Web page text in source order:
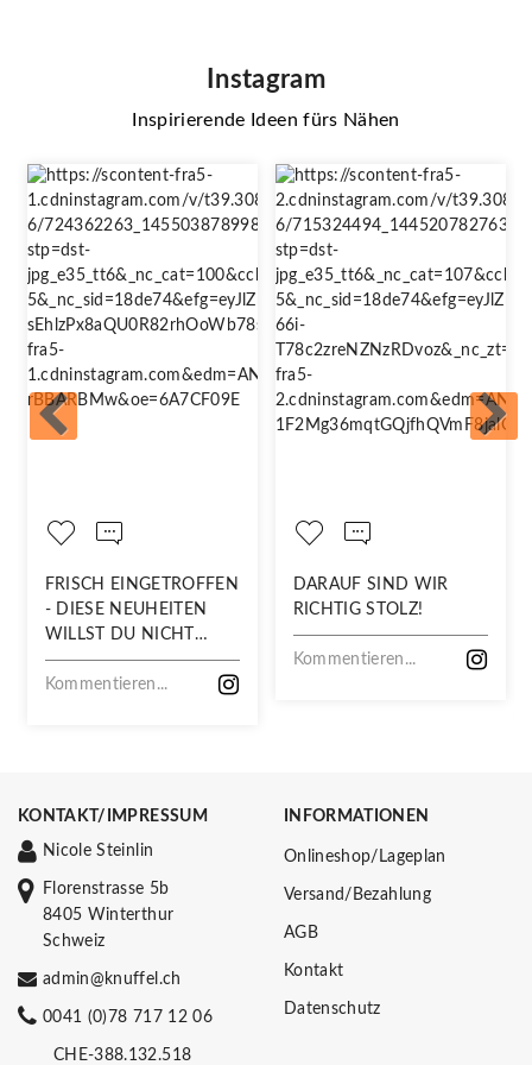
Instagram
Inspirierende Ideen fürs Nähen
FRISCH EINGETROFFEN
- DIESE NEUHEITEN
WILLST DU NICHT
VERPASSEN!
Kommentieren...
DARAUF SIND WIR
RICHTIG STOLZ!
Kommentieren...
KONTAKT/IMPRESSUM
Nicole Steinlin
Florenstrasse 5b
8405 Winterthur
Schweiz
admin@knuffel.ch
0041 (0)78 717 12 06
CHE-388.132.518
INFORMATIONEN
Onlineshop/Lageplan
Versand/Bezahlung
AGB
Kontakt
Datenschutz